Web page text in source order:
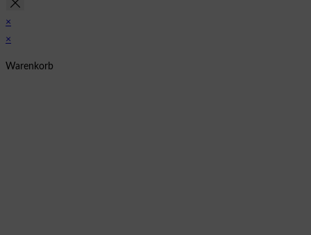
×
×
Warenkorb